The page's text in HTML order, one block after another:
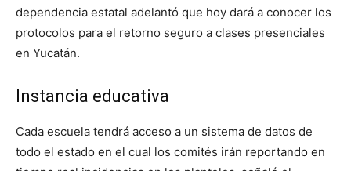
dependencia estatal adelantó que hoy dará a conocer los
protocolos para el retorno seguro a clases presenciales
en Yucatán.
Instancia educativa
Cada escuela tendrá acceso a un sistema de datos de
todo el estado en el cual los comités irán reportando en